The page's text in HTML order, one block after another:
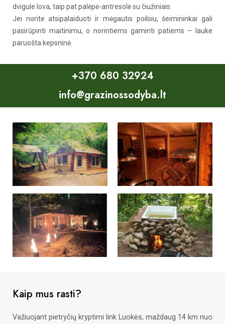
dvigule lova, taip pat palėpė-antresolė su čiužiniais.
Jei norite atsipalaiduoti ir mėgautis poilsiu, šeimininkai gali
pasirūpinti maitinimu, o norintiems gaminti patiems – lauke
paruošta kepsninė.
+370 680 32924
info@grazinossodyba.lt
Kaip mus rasti?
Važiuojant pietryčių kryptimi link Luokės, maždaug 14 km nuo